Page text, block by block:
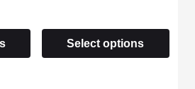
Select options